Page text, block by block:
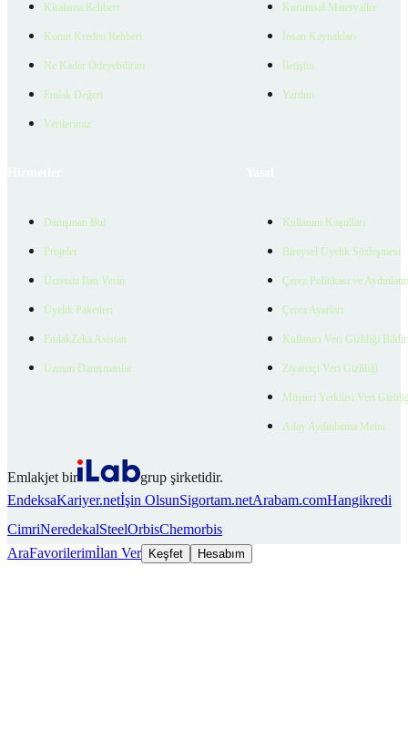
Kiralama Rehberi
Konut Kredisi Rehberi
Ne Kadar Ödeyebilirim
Emlak Değeri
Verilerimiz
Kurumsal Materyaller
İnsan Kaynakları
İletişim
Yardım
Danışman Bul
Projeler
Ücretsiz İlan Verin
Üyelik Paketleri
EmlakZeka Asistan
Uzman Danışmanlar
Kullanım Koşulları
Bireysel Üyelik Sözleşmesi
Çerez Politikası ve
Çerez Ayarları
Kullanıcı Veri Gizliliği
Ziyaretçi Veri Gizliliği
Müşteri Yetkilisi Veri
Aday Aydınlatma Metni
Emlakjet bir
grup şirketidir.
EndeksaKariyer.netİşin OlsunSigortam.netArabam.comHangikredi
CimriNeredekalSteelOrbisChemorbis
AraFavorilerimİlan Ver Keşfet Hesabım